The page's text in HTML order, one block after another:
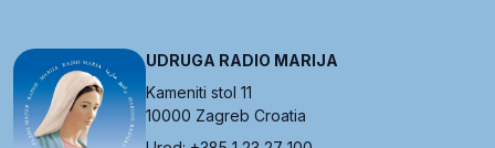
UDRUGA RADIO MARIJA
Kameniti stol 11
10000 Zagreb Croatia